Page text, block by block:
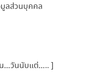
ลส่วนบุคคล
…วันนับแต่….. ]